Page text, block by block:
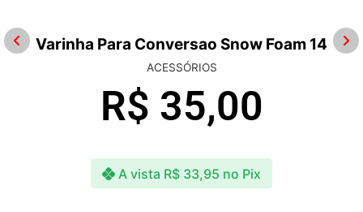
Varinha Para Conversao Snow Foam 14
ACESSÓRIOS
R$ 35,00
A vista R$ 33,95 no Pix